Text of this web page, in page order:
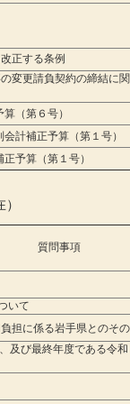
正する条例
変更請負契約の締結に
（第６号）
計補正予算（第１号）
予算（第１号）
質問事項
いて
担に係る岩手県とのそ
及び最終年度である令